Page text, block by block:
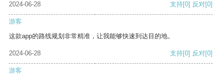
2024-06-28
支持[0] 反对[0]
游客
这款app的路线规划非常精准，让我能够快速到达目的地。
2024-06-28 支持[0] 反对[0]
游客